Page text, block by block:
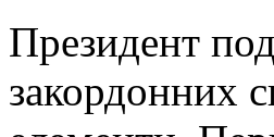
Президент
закордонних